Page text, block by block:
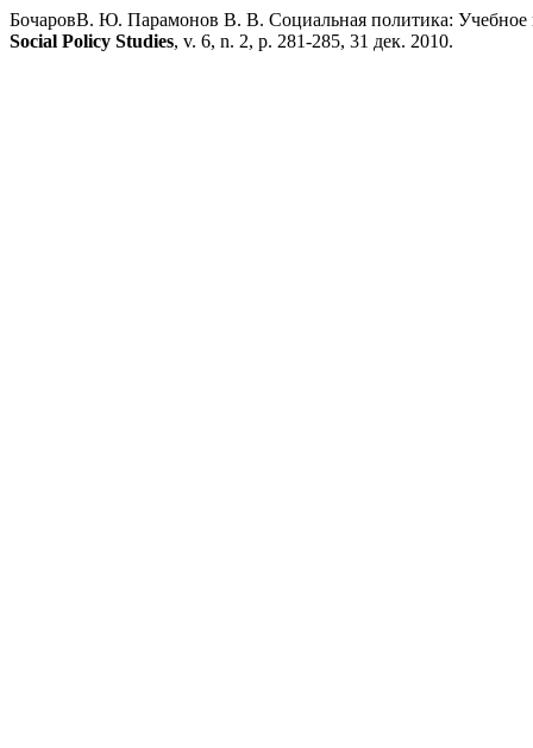
БочаровВ. Ю. Парамонов В. В. Социальная политика:
Social Policy Studies, v. 6, n. 2, p. 281-285, 31 дек. 2010.